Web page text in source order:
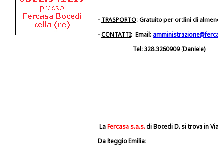
-TRASPORTO: Gratuito per ordini di
-CONTATTI: Email:
Tel: 328.3260909 (Daniele)
LaFercasa s.a.s.di Bocedi D. si trova in
Da Reggio Emilia: